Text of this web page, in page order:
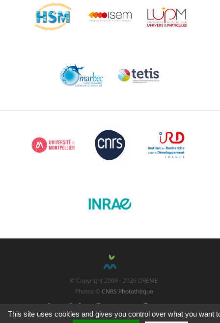
© Copyright 2009 - 2026 OREME
Photos © CNRS Photothèque
LinkedInBluesky ThreadsX FacebookYouTube
This site uses cookies and gives you control over what you want